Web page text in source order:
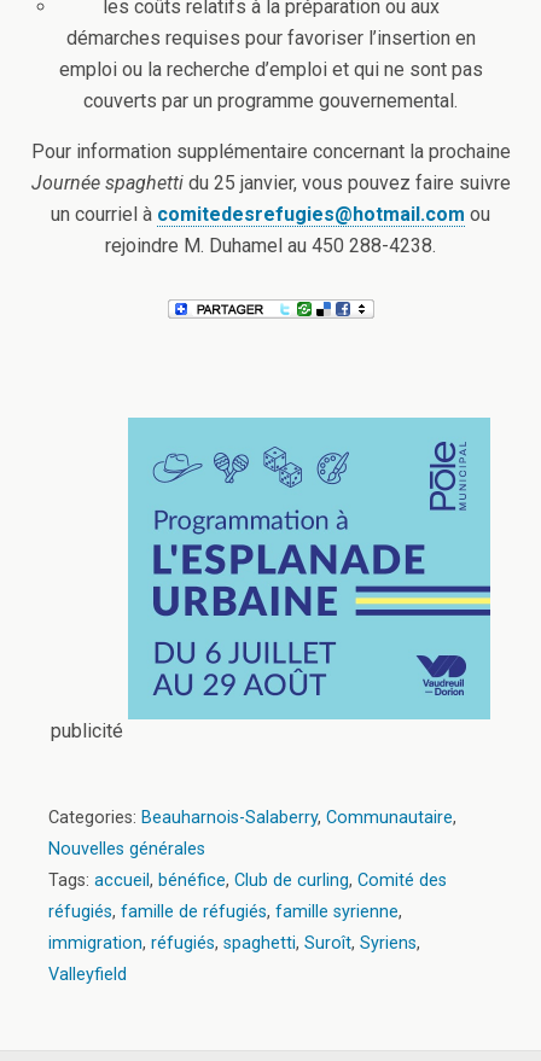
les coûts relatifs à la préparation ou aux
démarches requises pour favoriser l’insertion en
emploi ou la recherche d’emploi et qui ne sont pas
couverts par un programme gouvernemental.
Pour information supplémentaire concernant la prochaine
Journée spaghettidu 25 janvier, vous pouvez faire suivre
un courriel à comitedesrefugies@hotmail.com ou
rejoindre M. Duhamel au 450 288-4238.
publicité
Categories: Beauharnois-Salaberry, Communautaire,
Nouvelles générales
Tags: accueil , bénéfice, Club de curling, Comité des
réfugiés, famille de réfugiés, famille syrienne,
immigration, réfugiés, spaghetti, Suroît, Syriens,
Valleyfield